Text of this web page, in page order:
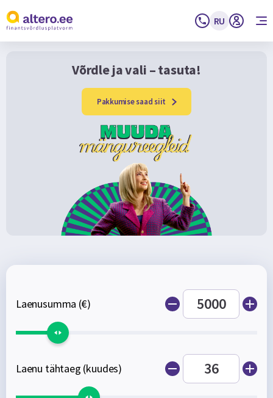
RU
Võrdle ja vali – tasuta!
Pakkumise saad siit
Laenusumma (€)
Laenu tähtaeg (kuudes)